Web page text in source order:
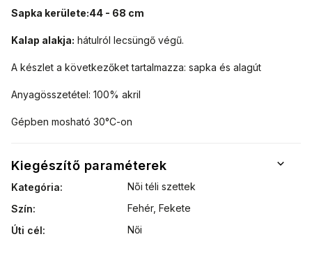
Sapka kerülete:44 - 68 cm
Kalap alakja: hátulról lecsüngő végű.
A készlet a következőket tartalmazza: sapka és alagút
Anyagösszetétel: 100% akril
Gépben mosható 30°C-on
Kiegészítő paraméterek
Kategória:
Nõi téli szettek
Szín:
Fehér, Fekete
Úti cél: Női